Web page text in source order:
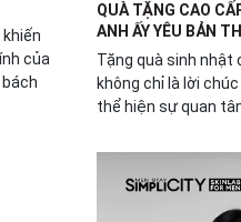
của
QUÀ TẶNG CAO
ANH ẤY YÊU BẢN
Tặng quà sinh nhật
không chỉ là lời
thể hiện sự quan